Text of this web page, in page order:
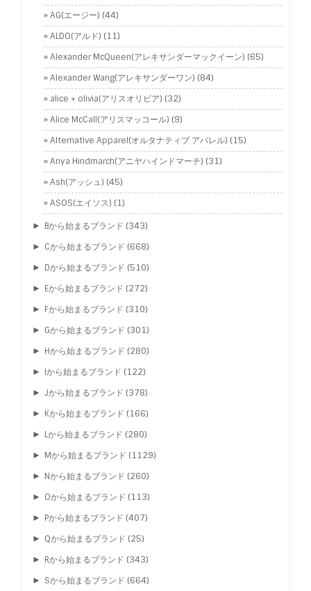
AG(エージー) (44)
ALDO(アルド) (11)
Alexander McQueen(アレキサンダーマックイーン) (65)
Alexander Wang(アレキサンダーワン) (84)
alice + olivia(アリスオリビア) (32)
Alice McCall(アリスマッコール) (9)
Alternative Apparel(オルタナティブ アパレル) (15)
Anya Hindmarch(アニヤハインドマーチ) (31)
Ash(アッシュ) (45)
ASOS(エイソス) (1)
► Bから始まるブランド (343)
► Cから始まるブランド (668)
► Dから始まるブランド (510)
► Eから始まるブランド (272)
► Fから始まるブランド (310)
► Gから始まるブランド (301)
► Hから始まるブランド (280)
► Iから始まるブランド (122)
► Jから始まるブランド (378)
► Kから始まるブランド (166)
► Lから始まるブランド (280)
► Mから始まるブランド (1129)
► Nから始まるブランド (260)
► Oから始まるブランド (113)
► Pから始まるブランド (407)
► Qから始まるブランド (25)
► Rから始まるブランド (343)
► Sから始まるブランド (664)